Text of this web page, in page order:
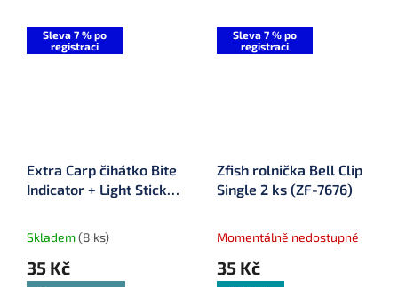
Sleva 7 % po
registraci
Extra Carp čihátko Bite
Indicator + Light Stick
Skladem(8 ks)
35 Kč
Sleva 7 % po
registraci
Zfish rolnička Bell Clip
Single 2 ks (ZF-7676)
Momentálně nedostupné
35 Kč